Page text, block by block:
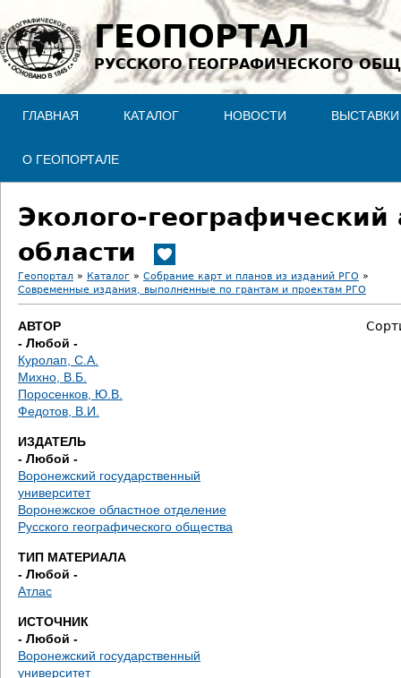
Jump to navigation
ГЕОПОРТАЛ
РУССКОГО ГЕОГРАФИЧЕСКОГО
ГЛАВНАЯ КАТАЛОГ НОВОСТИ ВЫСТАВКИ
О ГЕОПОРТАЛЕ
Эколого-
области
В
ы
з
д
е
с
ь
Геопортал » Каталог » Собрание карт и планов из изданий РГО »
Современные издания, выполненные по грантам и проектам РГО
АВТОР
- Любой -
Куролап, С.А.
Михно, В.Б.
Поросенков, Ю.В.
Федотов, В.И.
ИЗДАТЕЛЬ
- Любой -
Воронежский государственный
университет
Воронежское областное отделение
Русского географического общества
ТИП МАТЕРИАЛА
- Любой -
Атлас
ИСТОЧНИК
- Любой -
Воронежский государственный
университет